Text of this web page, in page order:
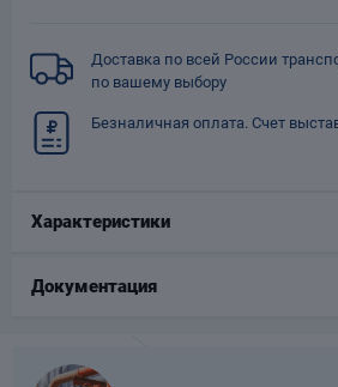
Доставка по всей России
по вашему выбору
Безналичная оплата. Счет
Характеристики
Документация
Фильтры для
Хомуты для труб